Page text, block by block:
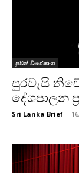
පුවත් විශේෂාංග
පුරවැසි
දේශපාලන
Sri Lanka Brief -